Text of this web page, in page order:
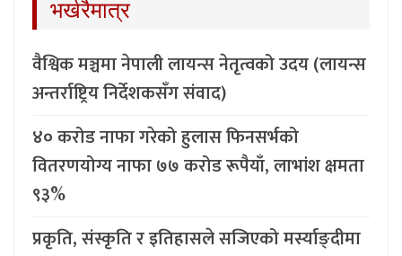
भर्खरैमात्र
वैश्विक मञ्चमा नेपाली लायन्स नेतृत्वको उदय (लायन्स
अन्तर्राष्ट्रिय निर्देशकसँग संवाद)
४० करोड नाफा गरेको हुलास फिनसर्भको
वितरणयोग्य नाफा ७७ करोड रूपैयाँ, लाभांश क्षमता
९३%
प्रकृति, संस्कृति र इतिहासले सजिएको मर्स्याङ्दीमा